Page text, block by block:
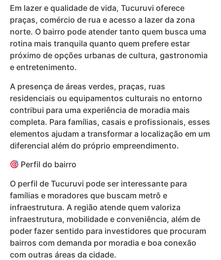
Em lazer e qualidade de vida, Tucuruvi oferece
praças, comércio de rua e acesso a lazer da zona
norte. O bairro pode atender tanto quem busca uma
rotina mais tranquila quanto quem prefere estar
próximo de opções urbanas de cultura, gastronomia
e entretenimento.
A presença de áreas verdes, praças, ruas
residenciais ou equipamentos culturais no entorno
contribui para uma experiência de moradia mais
completa. Para famílias, casais e profissionais, esses
elementos ajudam a transformar a localização em um
diferencial além do próprio empreendimento.
Perfil do bairro
O perfil de Tucuruvi pode ser interessante para
famílias e moradores que buscam metrô e
infraestrutura. A região atende quem valoriza
infraestrutura, mobilidade e conveniência, além de
poder fazer sentido para investidores que procuram
bairros com demanda por moradia e boa conexão
com outras áreas da cidade.